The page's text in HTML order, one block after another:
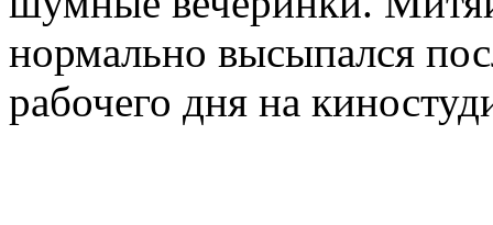
нормально высыпался
рабочего дня на